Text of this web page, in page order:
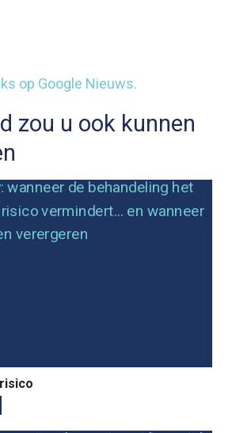
zou u ook kunnen
risico